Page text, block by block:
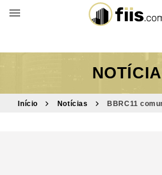
BUSCAR POR FUNDO
Início Notícias
BBRC11